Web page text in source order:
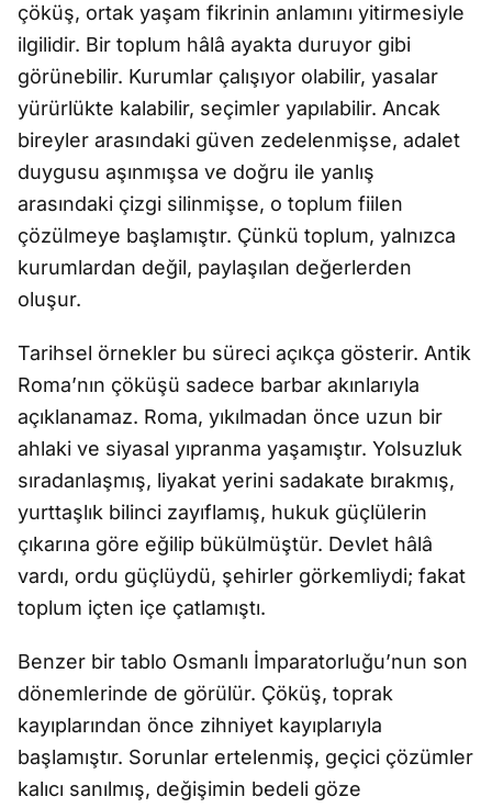
çöküş, ortak yaşam fikrinin anlamını yitirmesiyle
ilgilidir. Bir toplum hâlâ ayakta duruyor gibi
görünebilir. Kurumlar çalışıyor olabilir, yasalar
yürürlükte kalabilir, seçimler yapılabilir. Ancak
bireyler arasındaki güven zedelenmişse, adalet
duygusu aşınmışsa ve doğru ile yanlış
arasındaki çizgi silinmişse, o toplum fiilen
çözülmeye başlamıştır. Çünkü toplum, yalnızca
kurumlardan değil, paylaşılan değerlerden
oluşur.
Tarihsel örnekler bu süreci açıkça gösterir. Antik
Roma’nın çöküşü sadece barbar akınlarıyla
açıklanamaz. Roma, yıkılmadan önce uzun bir
ahlaki ve siyasal yıpranma yaşamıştır. Yolsuzluk
sıradanlaşmış, liyakat yerini sadakate bırakmış,
yurttaşlık bilinci zayıflamış, hukuk güçlülerin
çıkarına göre eğilip bükülmüştür. Devlet hâlâ
vardı, ordu güçlüydü, şehirler görkemliydi; fakat
toplum içten içe çatlamıştı.
Benzer bir tablo Osmanlı İmparatorluğu’nun son
dönemlerinde de görülür. Çöküş, toprak
kayıplarından önce zihniyet kayıplarıyla
başlamıştır. Sorunlar ertelenmiş, geçici çözümler
kalıcı sanılmış, değişimin bedeli göze